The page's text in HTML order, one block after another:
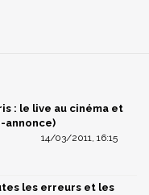
: le live au cinéma et
annonce)
14/03/2011, 16:15
les erreurs et les